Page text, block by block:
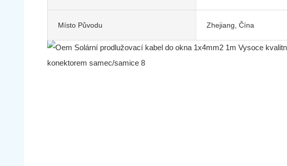
Místo Původu Zhejiang, Čína